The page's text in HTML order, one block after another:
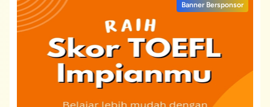
Banner Bersponsor